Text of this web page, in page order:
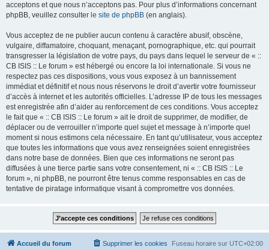
acceptons et que nous n’acceptons pas. Pour plus d’informations concernant
phpBB, veuillez consulter le site de phpBB (en anglais).
Vous acceptez de ne publier aucun contenu à caractère abusif, obscène,
vulgaire, diffamatoire, choquant, menaçant, pornographique, etc. qui pourrait
transgresser la législation de votre pays, du pays dans lequel le serveur de « ::
CB ISIS :: Le forum » est hébergé ou encore la loi internationale. Si vous ne
respectez pas ces dispositions, vous vous exposez à un bannissement
immédiat et définitif et nous nous réservons le droit d’avertir votre fournisseur
d’accès à internet et les autorités officielles. L’adresse IP de tous les messages
est enregistrée afin d’aider au renforcement de ces conditions. Vous acceptez
le fait que « :: CB ISIS :: Le forum » ait le droit de supprimer, de modifier, de
déplacer ou de verrouiller n’importe quel sujet et message à n’importe quel
moment si nous estimons cela nécessaire. En tant qu’utilisateur, vous acceptez
que toutes les informations que vous avez renseignées soient enregistrées
dans notre base de données. Bien que ces informations ne seront pas
diffusées à une tierce partie sans votre consentement, ni « :: CB ISIS :: Le
forum », ni phpBB, ne pourront être tenus comme responsables en cas de
tentative de piratage informatique visant à compromettre vos données.
Accueil du forum Fuseau horaire sur UTC+02:00
Supprimer les cookies